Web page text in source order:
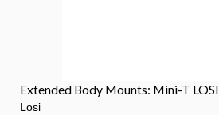
Extended Body Mounts: Mini-T LOSI
Losi